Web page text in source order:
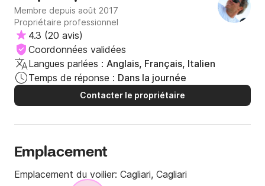
Membre depuis août 2017
Propriétaire professionnel
4.3 (20 avis)
Coordonnées validées
Langues parlées : Anglais, Français, Italien
Temps de réponse : Dans la journée
Contacter le propriétaire
Emplacement
Emplacement du voilier: Cagliari, Cagliari